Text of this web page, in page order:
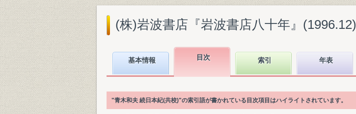
(株)岩波書店『岩波書店八十年』(1996.12)
基本情報 目次 索引 年表
"青木和夫 続日本紀(共校)"の索引語が書かれている目次項目はハイライトされています。